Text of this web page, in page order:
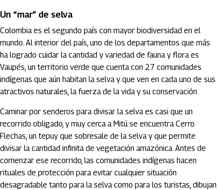
Un “mar” de selva
Colombia es el segundo país con mayor biodiversidad en el
mundo. Al interior del país, uno de los departamentos que más
ha logrado cuidar la cantidad y variedad de fauna y flora es
Vaupés, un territorio verde que cuenta con 27 comunidades
indígenas que aún habitan la selva y que ven en cada uno de sus
atractivos naturales, la fuerza de la vida y su conservación.
Caminar por senderos para divisar la selva es casi que un
recorrido obligado, y muy cerca a Mitú se encuentra Cerro
Flechas, un tepuy que sobresale de la selva y que permite
divisar la cantidad infinita de vegetación amazónica. Antes de
comenzar ese recorrido, las comunidades indígenas hacen
rituales de protección para evitar cualquier situación
desagradable tanto para la selva como para los turistas, dibujan